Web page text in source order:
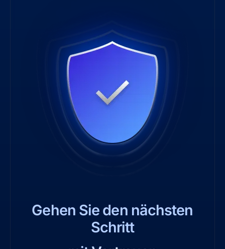
Gehen Sie den nächsten
Schritt